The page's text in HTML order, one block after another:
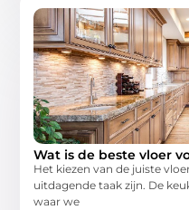
Wat is de beste vloer
Het kiezen van de juiste
uitdagende taak zijn. De
waar we